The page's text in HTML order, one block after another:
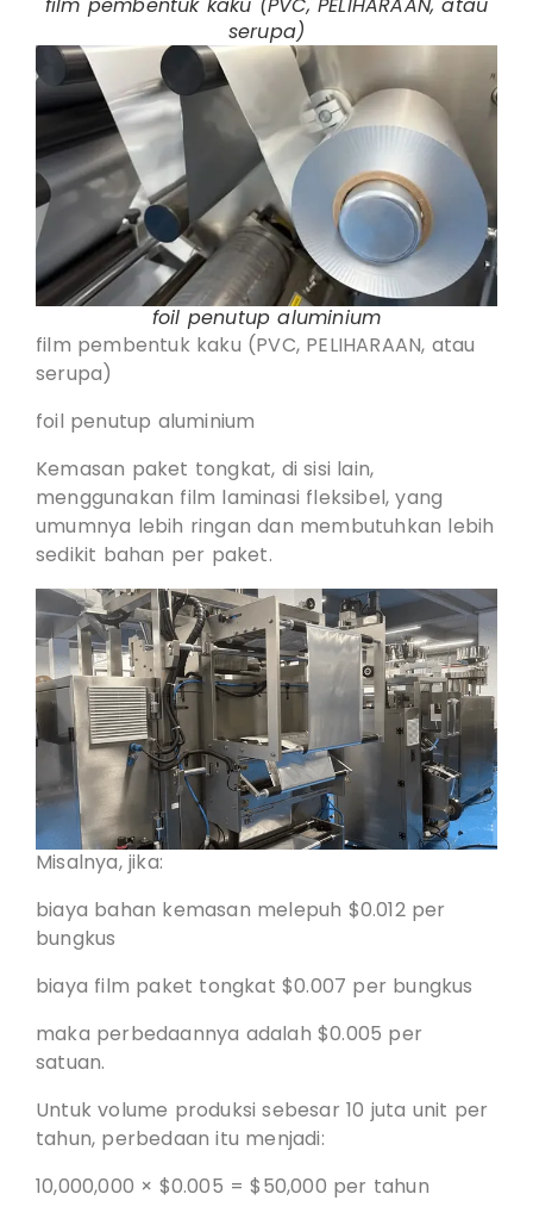
serupa)
foil penutup aluminium
film pembentuk kaku (PVC, PELIHARAAN, atau
serupa)
foil penutup aluminium
Kemasan paket tongkat, di sisi lain,
menggunakan film laminasi fleksibel, yang
umumnya lebih ringan dan membutuhkan lebih
sedikit bahan per paket.
Misalnya, jika:
biaya bahan kemasan melepuh $0.012 per
bungkus
biaya film paket tongkat $0.007 per bungkus
maka perbedaannya adalah $0.005 per
satuan.
Untuk volume produksi sebesar 10 juta unit per
tahun, perbedaan itu menjadi:
10,000,000 × $0.005 = $50,000 per tahun